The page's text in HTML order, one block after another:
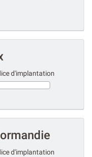
d'implantation
d'implantation